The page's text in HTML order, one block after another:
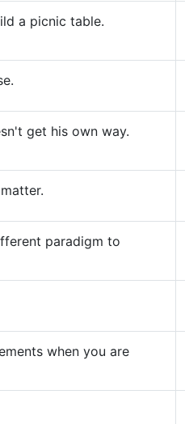
a picnic table.
get his own way.
paradigm to
when you are